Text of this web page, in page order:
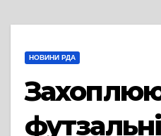
НОВИНИ РДА